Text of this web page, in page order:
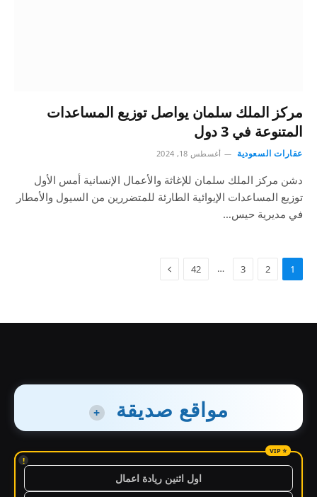
مركز الملك سلمان يواصل توزيع المساعدات
المتنوعة في 3 دول
عقارات السعودية أغسطس 18, 2024
دشن مركز الملك سلمان للإغاثة والأعمال الإنسانية أمس الأول
توزيع المساعدات الإيوائية الطارئة للمتضررين من السيول والأمطار
في مديرية حيس…
1
2
3
…
42
مواقع صديقة +
!
اول اثنين ريادة اعمال